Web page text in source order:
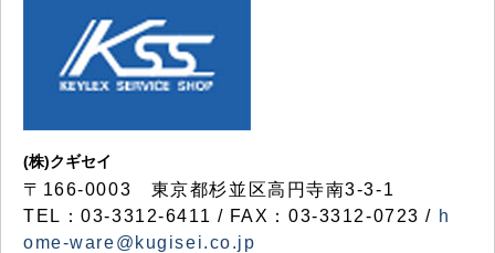
(株)クギセイ
〒166-0003 東京都杉並区高円寺南3-3-1
TEL：03-3312-6411 / FAX：03-3312-0723 / h
ome-ware@kugisei.co.jp